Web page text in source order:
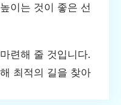
이는 것이 좋은 선
련해 줄 것입니다.
최적의 길을 찾아